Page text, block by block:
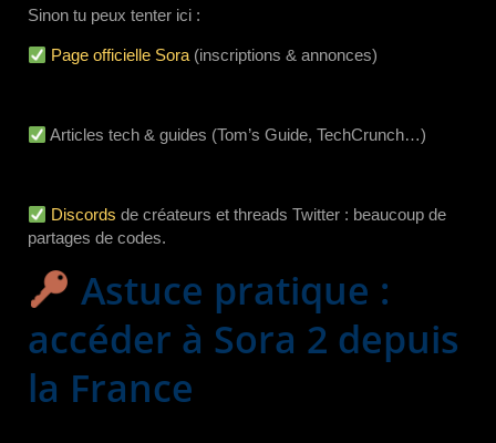
Sinon tu peux tenter ici :
Page officielle Sora (inscriptions & annonces)
Articles tech & guides (Tom’s Guide, TechCrunch…)
Discords de créateurs et threads Twitter : beaucoup de
partages de codes.
Astuce pratique :
accéder à Sora 2 depuis
la France